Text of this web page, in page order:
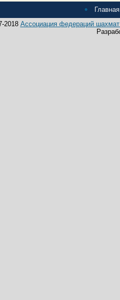
2018 Ассоциация федераций